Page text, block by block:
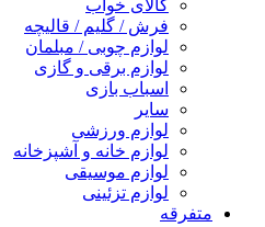
کالای خواب
فرش / گلیم / قالیچه
لوازم چوبی / مبلمان
لوازم برقی و گازی
اسباب بازی
سایر
لوازم ورزشی
لوازم خانه و آشپزخانه
لوازم موسیقی
لوازم تزئینی
متفرقه